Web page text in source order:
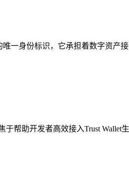
一身份标识，它承担着数字资产
帮助开发者高效接入Trust Wallet